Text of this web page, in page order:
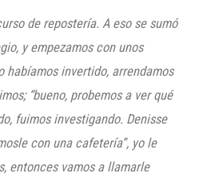
de repostería. A eso se sumó
y empezamos con unos
habíamos invertido, arrendamos
“bueno, probemos a ver qué
fuimos investigando. Denisse
con una cafetería”, yo le
entonces vamos a llamarle